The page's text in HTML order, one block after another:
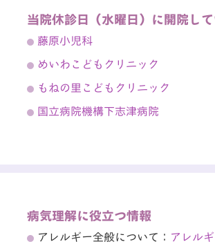
当院休診日（水曜日）に開院し
藤原小児科
めいわこどもクリニック
もねの里こどもクリニック
国立病院機構下志津病院
病気理解に役立つ情報
アレルギー全般について： アレル